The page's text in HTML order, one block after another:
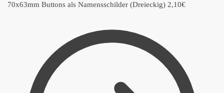
70x63mm Buttons als Namensschilder (Dreieckig) 2,10€